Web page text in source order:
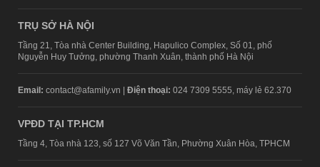
TRỤ SỞ HÀ NỘI
Tầng 21, Tòa nhà Center Building, Hapulico Complex, Số 01, phố
Nguyễn Huy Tưởng, phường Thanh Xuân, thành phố Hà Nội
Email: contact@afamily.vn | Điện thoại: 024 7309 5555, máy lẻ 62.370
VPĐD TẠI TP.HCM
Tầng 4, Tòa nhà 123, số 127 Võ Văn Tần, Phường Xuân Hòa, TPHCM